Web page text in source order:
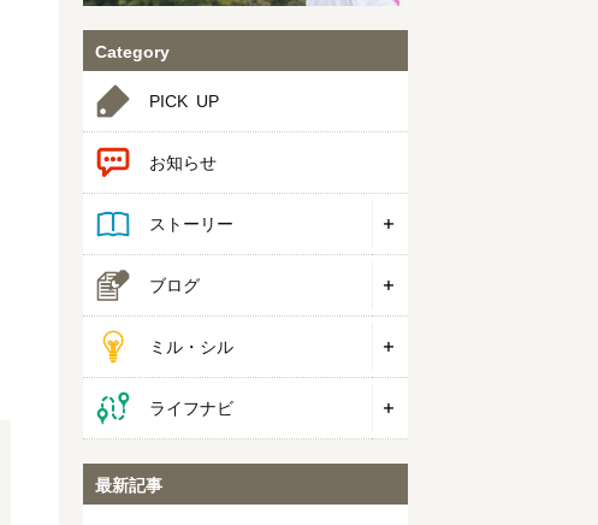
Category
PICK UP
お知らせ
ストーリー
ブログ
ミル・シル
ライフナビ
最新記事